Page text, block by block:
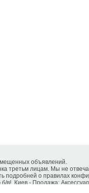
объявлений.
третьм лицам. Мы не
подробней о правилах
в!, Киев - Продажа: